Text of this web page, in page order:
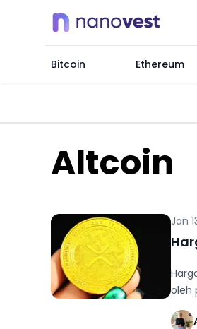
Bitcoin Ethereum
Altcoin
Jan
oleh